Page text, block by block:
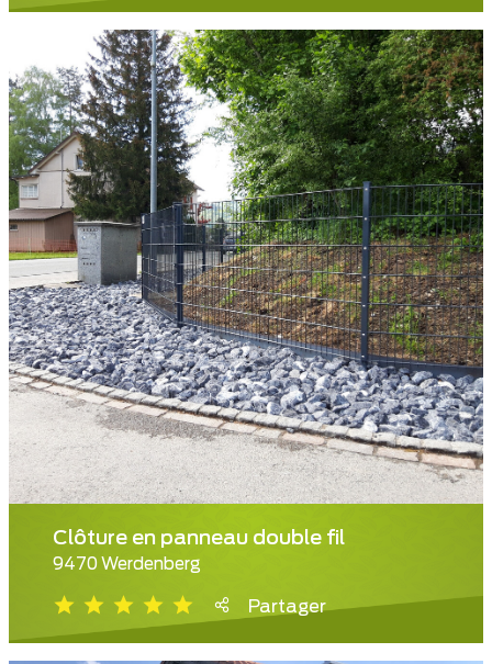
Clôture en panneau double fil
9470 Werdenberg
Partager